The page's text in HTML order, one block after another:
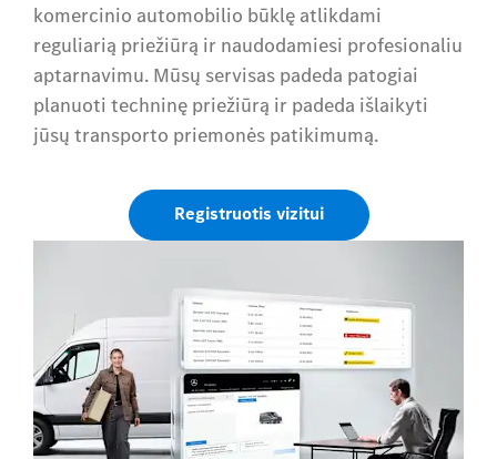
komercinio automobilio būklę atlikdami
reguliarią priežiūrą ir naudodamiesi profesionaliu
aptarnavimu. Mūsų servisas padeda patogiai
planuoti techninę priežiūrą ir padeda išlaikyti
jūsų transporto priemonės patikimumą.
Registruotis vizitui